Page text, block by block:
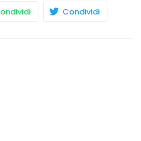
Condividi